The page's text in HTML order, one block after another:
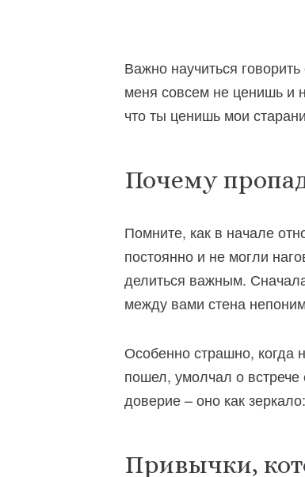
Важно научиться
меня совсем не ценишь и
что ты ценишь мои
Почему
Помните, как в начале
постоянно и не могли
делиться важным.
между вами стена
Особенно страшно, когда
пошел, умолчал о встрече
доверие – оно как
Привычки,